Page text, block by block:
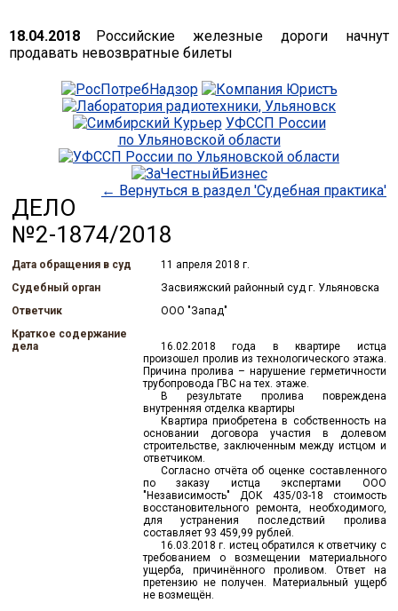
18.04.2018
Российские железные дороги начнут
продавать невозвратные билеты
УФССП России
по Ульяновской области
← Вернуться в раздел 'Судебная практика'
ДЕЛО
№2-1874/2018
Дата обращения в суд
11 апреля 2018 г.
Судебный орган
Засвияжский районный суд г. Ульяновска
Ответчик
ООО "Запад"
Краткое содержание
дела
16.02.2018 года в квартире истца
произошел пролив из технологического этажа.
Причина пролива – нарушение герметичности
трубопровода ГВС на тех. этаже.
В результате пролива повреждена
внутренняя отделка квартиры
Квартира приобретена в собственность на
основании договора участия в долевом
строительстве, заключенным между истцом и
ответчиком.
Согласно отчёта об оценке составленного
по заказу истца экспертами ООО
"Независимость" ДОК 435/03-18 стоимость
восстановительного ремонта, необходимого,
для устранения последствий пролива
составляет 93 459,99 рублей.
16.03.2018 г. истец обратился к ответчику с
требованием о возмещении материального
ущерба, причинённого проливом. Ответ на
претензию не получен. Материальный ущерб
не возмещён.